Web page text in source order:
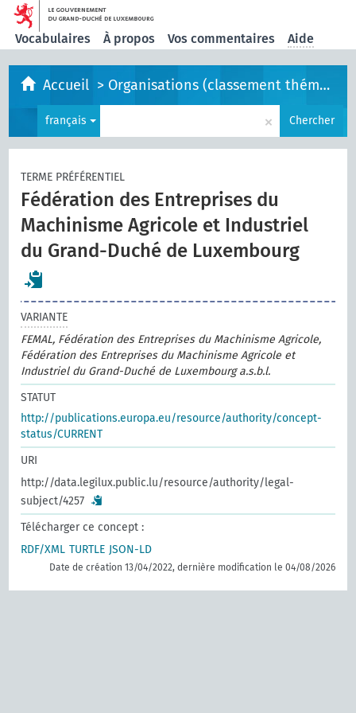
Vocabulaires À propos Vos commentaires Aide
Accueil > Organisations (classement thématique)
français × Chercher
TERME PRÉFÉRENTIEL
Fédération des Entreprises du
Machinisme Agricole et Industriel
du Grand-Duché de Luxembourg
VARIANTE
FEMAL, Fédération des Entreprises du Machinisme Agricole,
Fédération des Entreprises du Machinisme Agricole et
Industriel du Grand-Duché de Luxembourg a.s.b.l.
STATUT
http://publications.europa.eu/resource/authority/concept-
status/CURRENT
URI
http://data.legilux.public.lu/resource/authority/legal-
subject/4257
Télécharger ce concept :
RDF/XML TURTLE JSON-LD
Date de création 13/04/2022, dernière modification le 04/08/2026